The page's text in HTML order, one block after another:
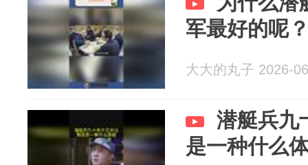
军最好的呢
大大的丸子 2026-
潜艇兵九
是一种什么